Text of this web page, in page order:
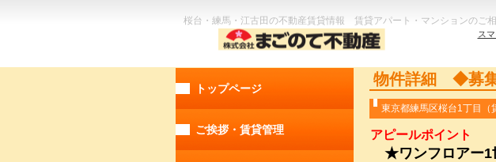
桜台・練馬・江古田の不動産賃貸情報 賃貸アパート・マンションのご
ス
物件詳細 ◆募
東京都練馬区桜
アピールポイント
★ワンフロア
トップページ
ご挨拶・賃貸管理